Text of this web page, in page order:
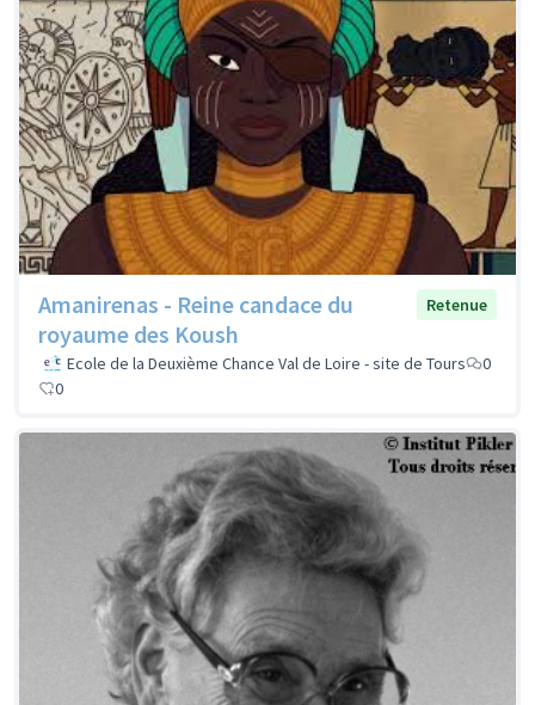
Amanirenas - Reine candace du
royaume des Koush
Retenue
Ecole de la Deuxième Chance Val de Loire - site de Tours
0
0